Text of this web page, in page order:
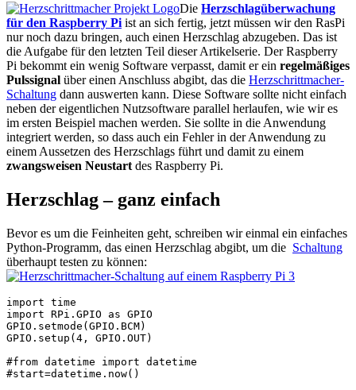
Die Herzschlagüberwachung
für den Raspberry Pi ist an sich fertig, jetzt müssen wir den RasPi
nur noch dazu bringen, auch einen Herzschlag abzugeben. Das ist
die Aufgabe für den letzten Teil dieser Artikelserie. Der Raspberry
Pi bekommt ein wenig Software verpasst, damit er ein regelmäßiges
Pulssignal über einen Anschluss abgibt, das die Herzschrittmacher-
Schaltung dann auswerten kann. Diese Software sollte nicht einfach
neben der eigentlichen Nutzsoftware parallel herlaufen, wie wir es
im ersten Beispiel machen werden. Sie sollte in die Anwendung
integriert werden, so dass auch ein Fehler in der Anwendung zu
einem Aussetzen des Herzschlags führt und damit zu einem
zwangsweisen Neustart des Raspberry Pi.
Herzschlag – ganz einfach
Bevor es um die Feinheiten geht, schreiben wir einmal ein einfaches
Python-Programm, das einen Herzschlag abgibt, um die Schaltung
überhaupt testen zu können:
import time
import RPi.GPIO as GPIO
GPIO.setmode(GPIO.BCM)
GPIO.setup(4, GPIO.OUT)
#from datetime import datetime
#start=datetime.now()